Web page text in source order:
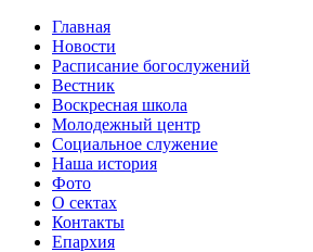
Главная
Новости
Расписание богослужений
Вестник
Воскресная школа
Молодежный центр
Социальное служение
Наша история
Фото
О сектах
Контакты
Епархия